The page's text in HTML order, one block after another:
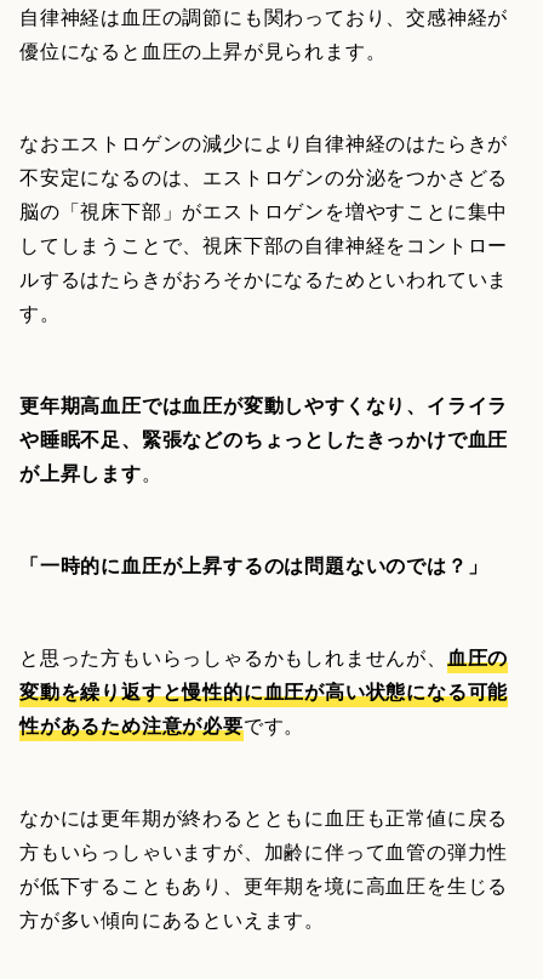
自律神経は血圧の調節にも関わっており、交感神経が
優位になると血圧の上昇が見られます。
なおエストロゲンの減少により自律神経のはたらきが
不安定になるのは、エストロゲンの分泌をつかさどる
脳の「視床下部」がエストロゲンを増やすことに集中
してしまうことで、視床下部の自律神経をコントロー
ルするはたらきがおろそかになるためといわれていま
す。
更年期高血圧では血圧が変動しやすくなり、イライラ
や睡眠不足、緊張などのちょっとしたきっかけで血圧
が上昇します。
「一時的に血圧が上昇するのは問題ないのでは？」
と思った方もいらっしゃるかもしれませんが、 血圧の
変動を繰り返すと慢性的に血圧が高い状態になる可能
性があるため注意が必要です。
なかには更年期が終わるとともに血圧も正常値に戻る
方もいらっしゃいますが、加齢に伴って血管の弾力性
が低下することもあり、更年期を境に高血圧を生じる
方が多い傾向にあるといえます。